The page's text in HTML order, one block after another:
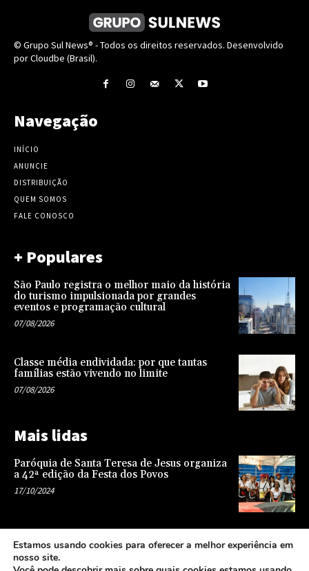
© Grupo Sul News® - Todos os direitos reservados. Desenvolvido
por Cloudbe (Brasil).
Navegação
INÍCIO
ANUNCIE
DISTRIBUIÇÃO
QUEM SOMOS
FALE CONOSCO
+ Populares
São Paulo registra o melhor maio da história
do turismo impulsionada por grandes
eventos e programação cultural
07/08/2026
Classe média endividada: por que tantas
famílias estão vivendo no limite
07/08/2026
Mais lidas
Paróquia de Santa Teresa de Jesus organiza
a 42ª edição da Festa dos Povos
17/10/2024
Representatividade na infância: o papel da
escola na formação de uma sociedade mais
justa e equitativa
Estamos usando cookies para oferecer a melhor experiência em
nosso site.